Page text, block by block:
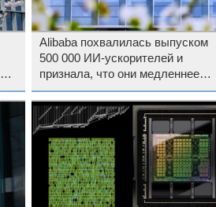
Alibaba похвалилась выпуском
500 000 ИИ-ускорителей и
признала, что они медленнее
аналогов Nvidia